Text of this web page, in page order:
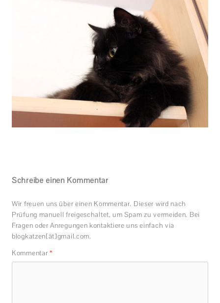
Schreibe einen Kommentar
Wir freuen uns über einen Kommentar. Dieser wird nach
Prüfung manuell freigeschaltet, um Spam zu vermeiden. Bei
Fragen oder Anregungen kontaktiere uns einfach via
blogkatzen[ät]gmail.com.
Kommentar *